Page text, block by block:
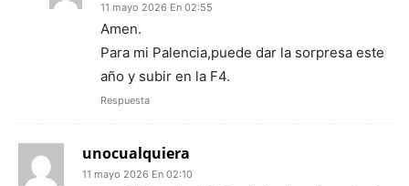
11 mayo 2026 En 02:55
Amen.
Para mi Palencia,puede dar la sorpresa este
año y subir en la F4.
Respuesta
unocualquiera
11 mayo 2026 En 02:10